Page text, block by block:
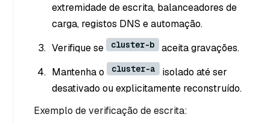
extremidade de escrita, balanceadores de
carga, registos DNS e automação.
Verifique se
cluster-b
aceita gravações.
Mantenha o
cluster-a
isolado até ser
desativado ou explicitamente reconstruído.
Exemplo de verificação de escrita: